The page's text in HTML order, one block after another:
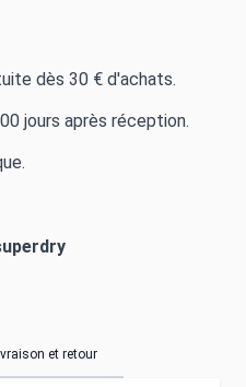
dès 30 € d'achats.
jours après réception.
et retour